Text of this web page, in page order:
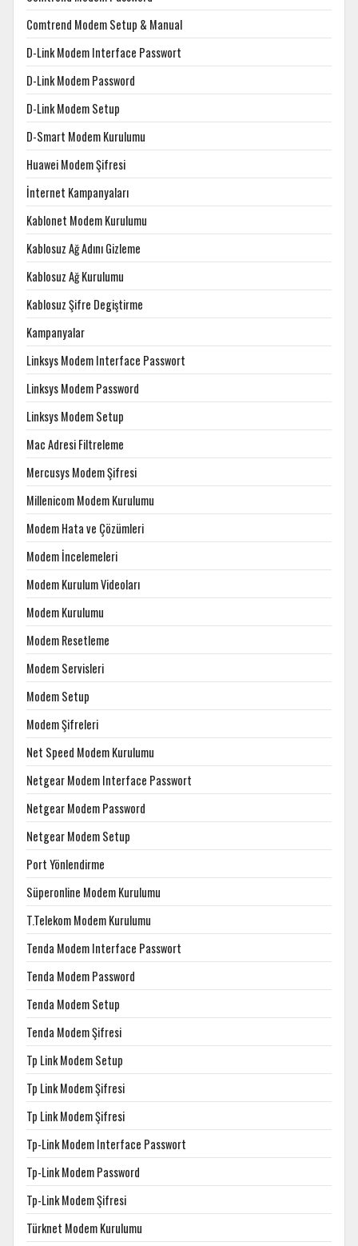
Comtrend Modem Setup & Manual
D-Link Modem Interface Passwort
D-Link Modem Password
D-Link Modem Setup
D-Smart Modem Kurulumu
Huawei Modem Şifresi
İnternet Kampanyaları
Kablonet Modem Kurulumu
Kablosuz Ağ Adını Gizleme
Kablosuz Ağ Kurulumu
Kablosuz Şifre Degiştirme
Kampanyalar
Linksys Modem Interface Passwort
Linksys Modem Password
Linksys Modem Setup
Mac Adresi Filtreleme
Mercusys Modem Şifresi
Millenicom Modem Kurulumu
Modem Hata ve Çözümleri
Modem İncelemeleri
Modem Kurulum Videoları
Modem Kurulumu
Modem Resetleme
Modem Servisleri
Modem Setup
Modem Şifreleri
Net Speed Modem Kurulumu
Netgear Modem Interface Passwort
Netgear Modem Password
Netgear Modem Setup
Port Yönlendirme
Süperonline Modem Kurulumu
T.Telekom Modem Kurulumu
Tenda Modem Interface Passwort
Tenda Modem Password
Tenda Modem Setup
Tenda Modem Şifresi
Tp Link Modem Setup
Tp Link Modem Şifresi
Tp Link Modem Şifresi
Tp-Link Modem Interface Passwort
Tp-Link Modem Password
Tp-Link Modem Şifresi
Türknet Modem Kurulumu